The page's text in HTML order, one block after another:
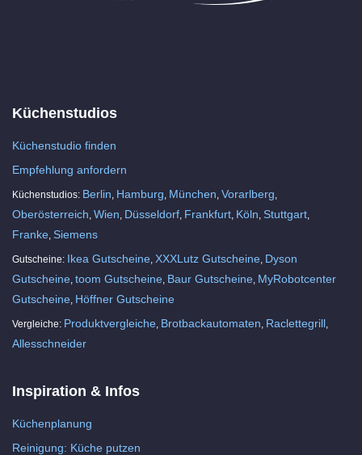
Küchenstudios
Küchenstudio finden
Empfehlung anfordern
Küchenstudios: Berlin Hamburg München Vorarlberg
Oberösterreich Wien Düsseldorf Frankfurt Köln Stuttgart
Franke Siemens
Gutscheine: Ikea Gutscheine XXXLutz Gutscheine Dyson
Gutscheine toom Gutscheine Baur Gutscheine MyRobotcenter
Gutscheine Höffner Gutscheine
Vergleiche: Produktvergleiche Brotbackautomaten Raclettegrill
Allesschneider
Inspiration & Infos
Küchenplanung
Reinigung: Küche putzen